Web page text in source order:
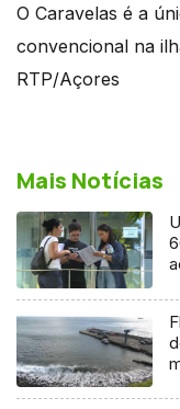
O Caravelas é a
convencional na
RTP/Açores
Mais Notícias